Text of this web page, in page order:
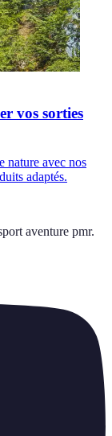
vos sorties
nature avec nos
adaptés.
aventure pmr.